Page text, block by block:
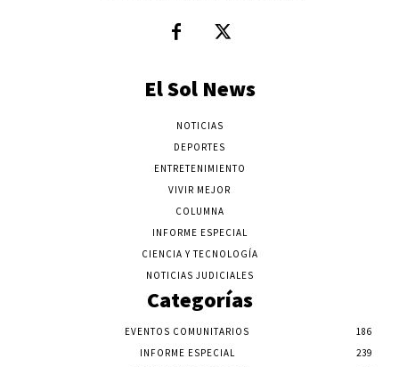
El Sol News
NOTICIAS
DEPORTES
ENTRETENIMIENTO
VIVIR MEJOR
COLUMNA
INFORME ESPECIAL
CIENCIA Y TECNOLOGÍA
NOTICIAS JUDICIALES
Categorías
EVENTOS COMUNITARIOS
186
INFORME ESPECIAL
239